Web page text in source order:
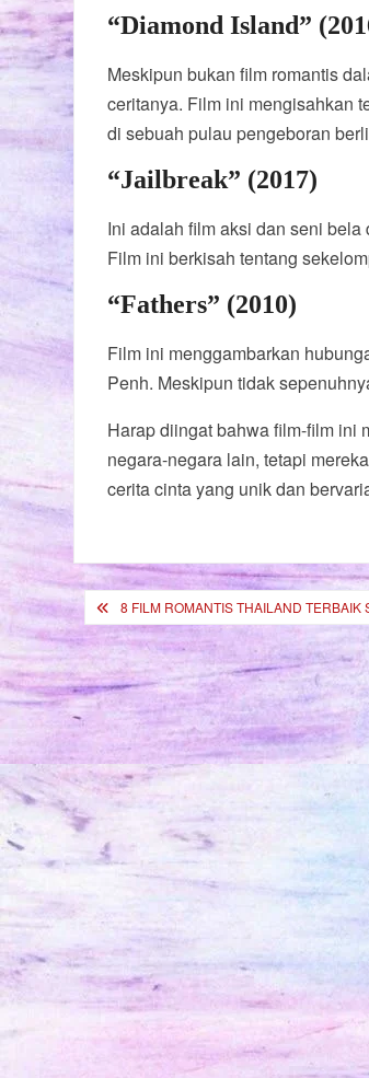
“Diamond Island”
Meskipun bukan film romantis
ceritanya. Film ini mengisahkan
di sebuah pulau pengeboran
“Jailbreak” (2017)
Ini adalah film aksi dan seni
Film ini berkisah tentang
“Fathers” (2010)
Film ini menggambarkan
Penh. Meskipun tidak
Harap diingat bahwa film-film ini
negara-negara lain, tetapi
cerita cinta yang unik dan
Post
navigation
8 FILM ROMANTIS THAILAND TERBAIK